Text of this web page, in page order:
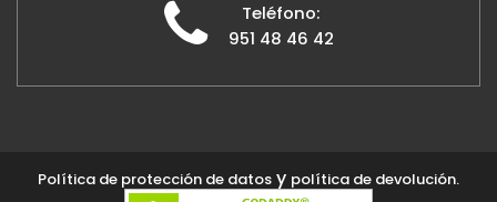
Teléfono:
951 48 46 42
Política de protección de datos y política de devolución.